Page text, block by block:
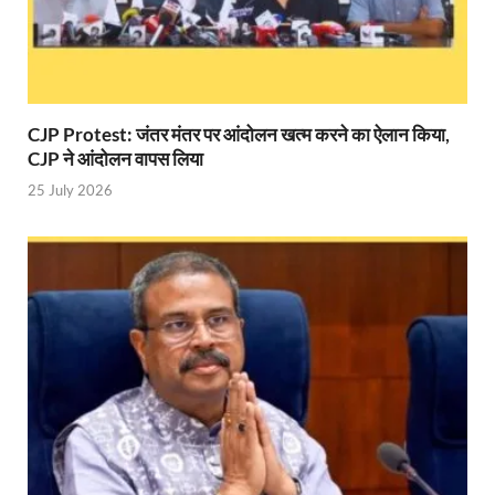
Union Budget Update: केंद्रीय बजट उत्तर प्रदेश के
Job Scheme For Youth: धामी सरकार ने प्रति माह
YEIDA Emerges: यीडा बना मेडिकल डिवाइस
House of Himalayas: हाउस आफ हिमालयाज बिक्री
Benefits of Peanuts: सर्दियों में कितनी मूंगफली एक दिन में
Sapne Me Aag Dekhna: सपने में आग देखना का मतलब
Budget Day: वित्त मंत्री निर्मला सीतारमण वाराणसी और
Budget 2026: वित्त मंत्री निर्मला सीतारमण पेश कर रही
Ajit Pawar Death: महाराष्ट्र के उपमुख्यमंत्री अजित
भारत पर्व में उत्तराखण्ड की झांकी ‘आत्मनिर्भर उत्तराखण्ड’
CJP Protest: जंतर मंतर पर आंदोलन खत्म करने का ऐलान किया,
CJP ने आंदोलन वापस लिया
25 July 2026